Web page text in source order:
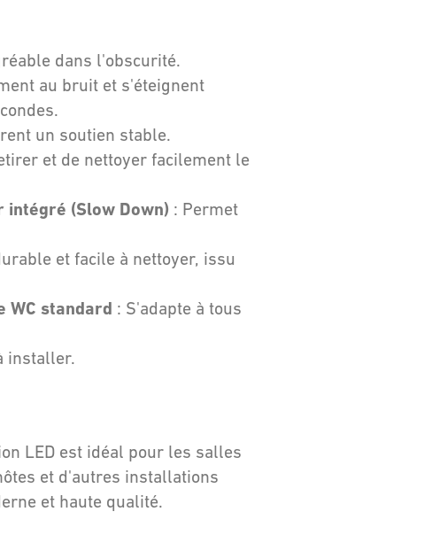
dans l'obscurité.
au bruit et s'éteignent
un soutien stable.
et de nettoyer facilement le
intégré (Slow Down) : Permet
et facile à nettoyer, issu
WC standard : S'adapte à tous
installer.
LED est idéal pour les salles
et d'autres installations
et haute qualité.